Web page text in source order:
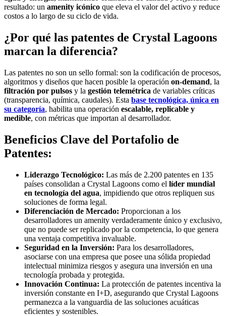
resultado: un amenity icónico que eleva el valor del activo y reduce
costos a lo largo de su ciclo de vida.
¿Por qué las patentes de Crystal Lagoons
marcan la diferencia?
Las patentes no son un sello formal: son la codificación de procesos,
algoritmos y diseños que hacen posible la operación on-demand, la
filtración por pulsos y la gestión telemétrica de variables críticas
(transparencia, química, caudales). Esta base tecnológica, única en
su categoría, habilita una operación escalable, replicable y
medible, con métricas que importan al desarrollador.
Beneficios Clave del Portafolio de
Patentes:
Liderazgo Tecnológico: Las más de 2.200 patentes en 135
países consolidan a Crystal Lagoons como el líder mundial
en tecnología del agua, impidiendo que otros repliquen sus
soluciones de forma legal.
Diferenciación de Mercado: Proporcionan a los
desarrolladores un amenity verdaderamente único y exclusivo,
que no puede ser replicado por la competencia, lo que genera
una ventaja competitiva invaluable.
Seguridad en la Inversión: Para los desarrolladores,
asociarse con una empresa que posee una sólida propiedad
intelectual minimiza riesgos y asegura una inversión en una
tecnología probada y protegida.
Innovación Continua: La protección de patentes incentiva la
inversión constante en I+D, asegurando que Crystal Lagoons
permanezca a la vanguardia de las soluciones acuáticas
eficientes y sostenibles.